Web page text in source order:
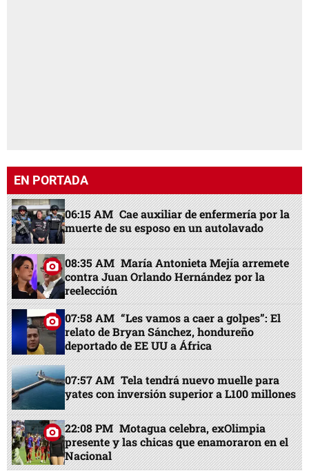
EN PORTADA
06:15 AM Cae auxiliar de enfermería por la
muerte de su esposo en un autolavado
08:35 AM María Antonieta Mejía arremete
contra Juan Orlando Hernández por la
reelección
07:58 AM “Les vamos a caer a golpes”: El
relato de Bryan Sánchez, hondureño
deportado de EE UU a África
07:57 AM Tela tendrá nuevo muelle para
yates con inversión superior a L100 millones
22:08 PM Motagua celebra, exOlimpia
presente y las chicas que enamoraron en el
Nacional